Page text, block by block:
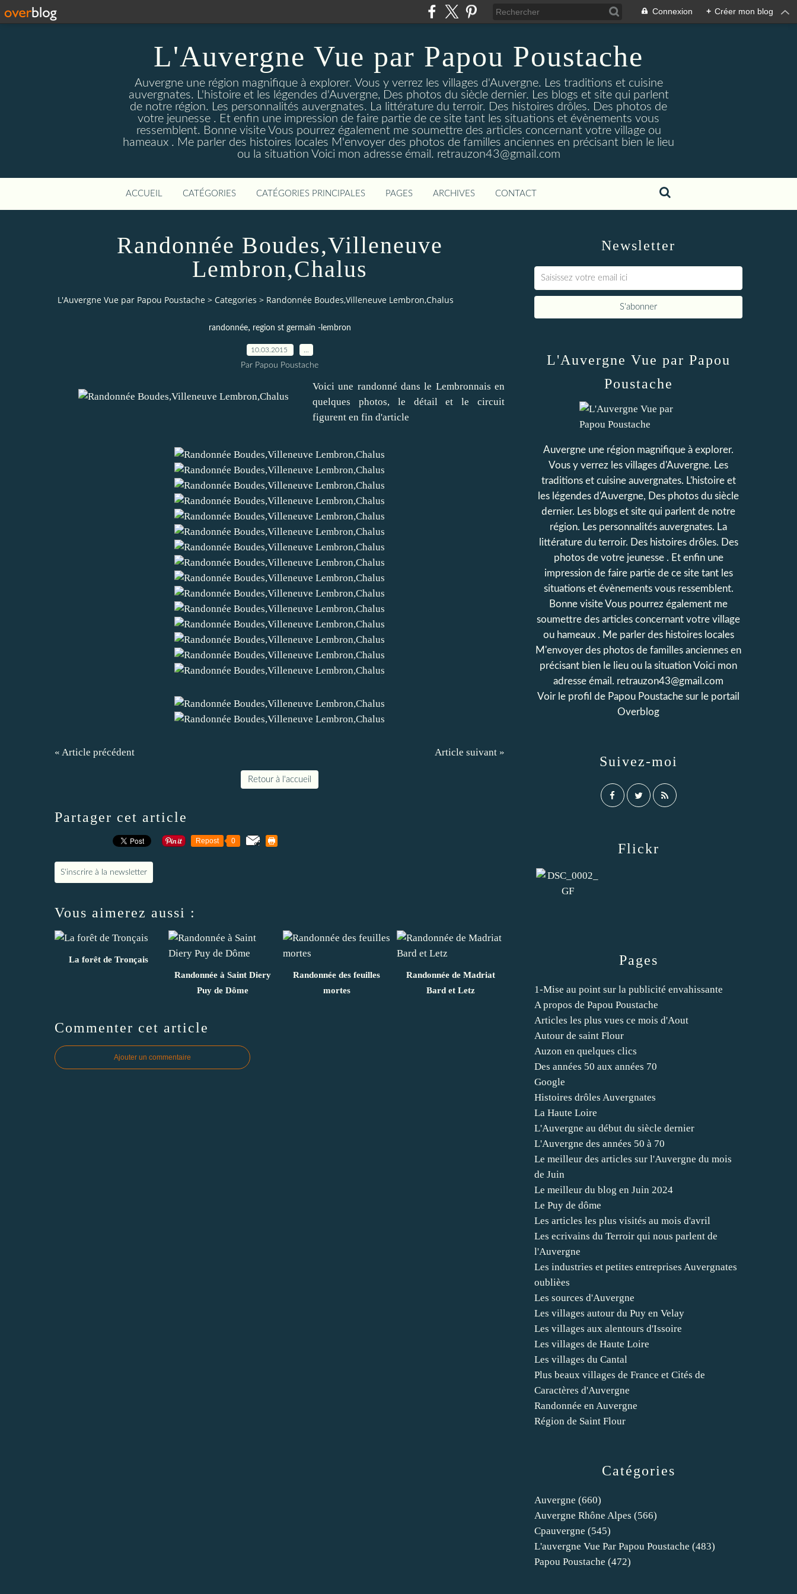
Connexion + Créer mon blog
L'Auvergne Vue par Papou Poustache
Auvergne une région magnifique à explorer. Vous y verrez les villages d'Auvergne. Les traditions et cuisine
auvergnates. L'histoire et les légendes d'Auvergne, Des photos du siècle dernier. Les blogs et site qui parlent
de notre région. Les personnalités auvergnates. La littérature du terroir. Des histoires drôles. Des photos de
votre jeunesse . Et enfin une impression de faire partie de ce site tant les situations et évènements vous
ressemblent. Bonne visite Vous pourrez également me soumettre des articles concernant votre village ou
hameaux . Me parler des histoires locales M'envoyer des photos de familles anciennes en précisant bien le lieu
ou la situation Voici mon adresse émail. retrauzon43@gmail.com
ACCUEIL CATÉGORIES CATÉGORIES PRINCIPALES PAGES ARCHIVES CONTACT
Randonnée Boudes,Villeneuve
Lembron,Chalus
L'Auvergne Vue par Papou Poustache > Categories > Randonnée Boudes,Villeneuve Lembron,Chalus
randonnée, region st germain -lembron
10.03.2015
Par Papou Poustache
Voici une randonné dans le Lembronnais en
quelques photos, le détail et le circuit
figurent en fin d'article
« Article précédent Article suivant »
Retour à l'accueil
Partager cet article
Repost 0
S'inscrire à la newsletter
Vous aimerez aussi :
La forêt de Tronçais
Randonnée à Saint Diery
Puy de Dôme
Randonnée des feuilles
mortes
Randonnée de Madriat
Bard et Letz
Commenter cet article
Ajouter un commentaire
Newsletter
Catégories
Auvergne (660)
Auvergne Rhône Alpes (566)
Cpauvergne (545)
L'auvergne Vue Par Papou Poustache (483)
Papou Poustache (472)
Pages
1-Mise au point sur la publicité envahissante
A propos de Papou Poustache
Articles les plus vues ce mois d'Aout
Autour de saint Flour
Auzon en quelques clics
Des années 50 aux années 70
Google
Histoires drôles Auvergnates
La Haute Loire
L'Auvergne au début du siècle dernier
L'Auvergne des années 50 à 70
Le meilleur des articles sur l'Auvergne du mois
de Juin
Le meilleur du blog en Juin 2024
Le Puy de dôme
Les articles les plus visités au mois d'avril
Les ecrivains du Terroir qui nous parlent de
l'Auvergne
Les industries et petites entreprises Auvergnates
oublièes
Les sources d'Auvergne
Les villages autour du Puy en Velay
Les villages aux alentours d'Issoire
Les villages de Haute Loire
Les villages du Cantal
Plus beaux villages de France et Cités de
Caractères d'Auvergne
Randonnée en Auvergne
Région de Saint Flour
L'Auvergne Vue par Papou
Poustache
Auvergne une région magnifique à explorer.
Vous y verrez les villages d'Auvergne. Les
traditions et cuisine auvergnates. L'histoire et
les légendes d'Auvergne, Des photos du siècle
dernier. Les blogs et site qui parlent de notre
région. Les personnalités auvergnates. La
littérature du terroir. Des histoires drôles. Des
photos de votre jeunesse . Et enfin une
impression de faire partie de ce site tant les
situations et évènements vous ressemblent.
Bonne visite Vous pourrez également me
soumettre des articles concernant votre village
ou hameaux . Me parler des histoires locales
M'envoyer des photos de familles anciennes en
précisant bien le lieu ou la situation Voici mon
adresse émail. retrauzon43@gmail.com
Voir le profil de Papou Poustache sur le portail
Overblog
Suivez-moi
Flickr